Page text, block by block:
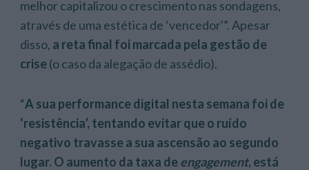
melhor capitalizou o crescimento nas sondagens,
através de uma estética de ‘vencedor'”. Apesar
disso, a reta final foi marcada pela gestão de
crise(o caso da alegação de assédio).
“A sua performance digital nesta semana foi de
‘resistência’, tentando evitar que o ruído
negativo travasse a sua ascensão ao segundo
lugar. O aumento da taxa deengagement, está